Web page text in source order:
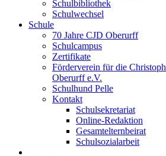
Schulbibliothek
Schulwechsel
Schule
70 Jahre CJD Oberurff
Schulcampus
Zertifikate
Förderverein für die
Oberurff e.V.
Schulhund Pelle
Kontakt
Schulsekretariat
Online-Redaktion
Gesamtelternbeirat
Schulsozialarbeit